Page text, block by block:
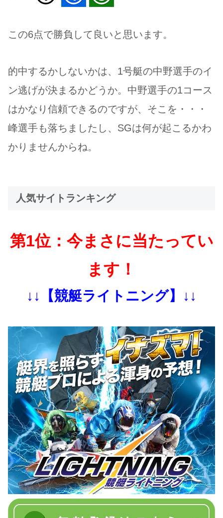
この6点で勝負して良いと思います。
的中するかしないかは、1号艇の中野選手のイ
ン逃げが決まるかどうか。中野選手の1コース
はかなり信頼できるのですが、そこを・・・
峰選手も落ちましたし、SGは何が起こるかわ
かりませんからね。
人気サイトランキング
第1位：今まさに当たってい
ます！
↓↓【競艇ライトニング】↓↓